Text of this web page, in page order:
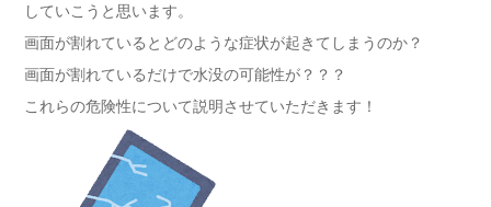
していこうと思います。
画面が割れているとどのような症状が起きてしまうのか？
画面が割れているだけで水没の可能性が？？？
これらの危険性について説明させていただきます！